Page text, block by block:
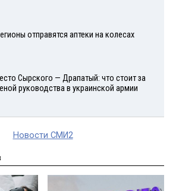
отправятся аптеки на колесах
Сырского — Драпатый: что стоит за
руководства в украинской армии
Новости СМИ2